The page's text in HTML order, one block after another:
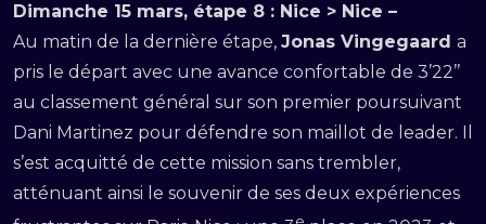
Dimanche 15 mars, étape 8 : Nice > Nice –
Au matin de la dernière étape, Jonas Vingegaard a
pris le départ avec une avance confortable de 3’22’’
au classement général sur son premier poursuivant
Dani Martinez pour défendre son maillot de leader. Il
s’est acquitté de cette mission sans trembler,
atténuant ainsi le souvenir de ses deux expériences